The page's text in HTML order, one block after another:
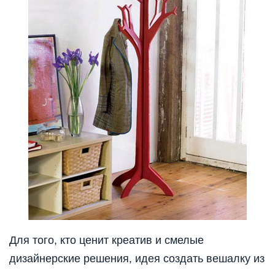
Для того, кто ценит креатив и смелые
дизайнерские решения, идея создать вешалку из